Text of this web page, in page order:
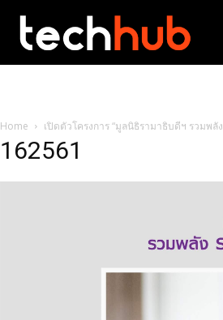
Home เปิดตัวโครงการ “มูลนิธิรามาธิบดีฯ รวมพ
162561